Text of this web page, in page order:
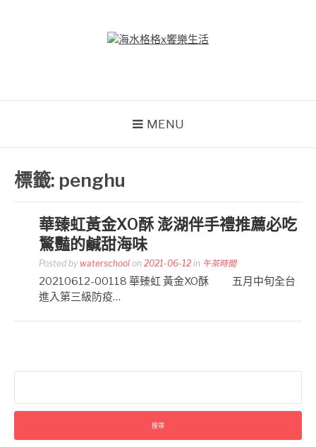
MENU
標籤: penghu
華臻虹黃金XO酥 澎湖伴手禮推薦必吃
驚豔的鹹甜海味
Posted by waterschool on 2021-06-12 in 午茶時間
20210612-00118 華臻虹 黃金XO酥 五月中旬全台
進入第三級防疫…
關
字: